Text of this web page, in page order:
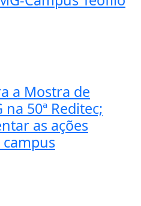
a Mostra de
50ª Reditec;
as ações